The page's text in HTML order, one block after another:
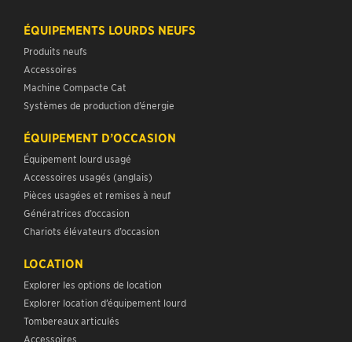
ÉQUIPEMENTS LOURDS NEUFS
Produits neufs
Accessoires
Machine Compacte Cat
Systèmes de production d’énergie
ÉQUIPEMENT D’OCCASION
Équipement lourd usagé
Accessoires usagés (anglais)
Pièces usagées et remises à neuf
Génératrices d’occasion
Chariots élévateurs d’occasion
LOCATION
Explorer les options de location
Explorer location d’équipement lourd
Tombereaux articulés
Accessoires